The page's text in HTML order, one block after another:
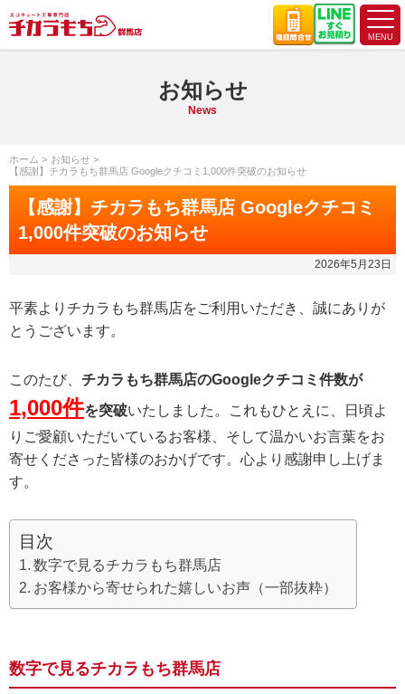
お知らせ
News
ホーム
お知らせ
【感謝】チカラもち群馬店 Googleクチコミ1,000件突破のお知らせ
【感謝】チカラもち群馬店 Googleクチコミ
1,000件突破のお知らせ
2026年5月23日
平素よりチカラもち群馬店をご利用いただき、誠にありが
とうございます。
このたび、 チカラもち群馬店のGoogleクチコミ件数が
1,000件を突破いたしました。これもひとえに、日頃よ
りご愛顧いただいているお客様、そして温かいお言葉をお
寄せくださった皆様のおかげです。心より感謝申し上げま
す。
目次
数字で見るチカラもち群馬店
お客様から寄せられた嬉しいお声（一部抜粋）
数字で見るチカラもち群馬店